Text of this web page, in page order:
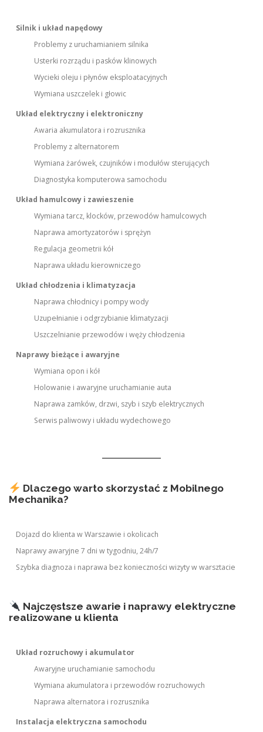
Silnik i układ napędowy
Problemy z uruchamianiem silnika
Usterki rozrządu i pasków klinowych
Wycieki oleju i płynów eksploatacyjnych
Wymiana uszczelek i głowic
Układ elektryczny i elektroniczny
Awaria akumulatora i rozrusznika
Problemy z alternatorem
Wymiana żarówek, czujników i modułów sterujących
Diagnostyka komputerowa samochodu
Układ hamulcowy i zawieszenie
Wymiana tarcz, klocków, przewodów hamulcowych
Naprawa amortyzatorów i sprężyn
Regulacja geometrii kół
Naprawa układu kierowniczego
Układ chłodzenia i klimatyzacja
Naprawa chłodnicy i pompy wody
Uzupełnianie i odgrzybianie klimatyzacji
Uszczelnianie przewodów i węży chłodzenia
Naprawy bieżące i awaryjne
Wymiana opon i kół
Holowanie i awaryjne uruchamianie auta
Naprawa zamków, drzwi, szyb i szyb elektrycznych
Serwis paliwowy i układu wydechowego
Dlaczego warto skorzystać z Mobilnego
Mechanika?
Dojazd do klienta w Warszawie i okolicach
Naprawy awaryjne 7 dni w tygodniu, 24h/7
Szybka diagnoza i naprawa bez konieczności wizyty w warsztacie
Najczęstsze awarie i naprawy elektryczne
realizowane u klienta
Układ rozruchowy i akumulator
Awaryjne uruchamianie samochodu
Wymiana akumulatora i przewodów rozruchowych
Naprawa alternatora i rozrusznika
Instalacja elektryczna samochodu